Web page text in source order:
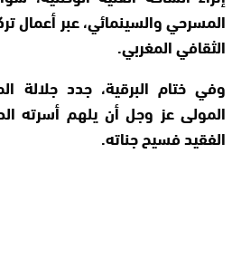
المسرحي والسينمائي، عبر أعمال
الثقافي المغربي.
وفي ختام البرقية، جدد جلالة
المولى عز وجل أن يلهم أسرته
الفقيد فسيح جناته.